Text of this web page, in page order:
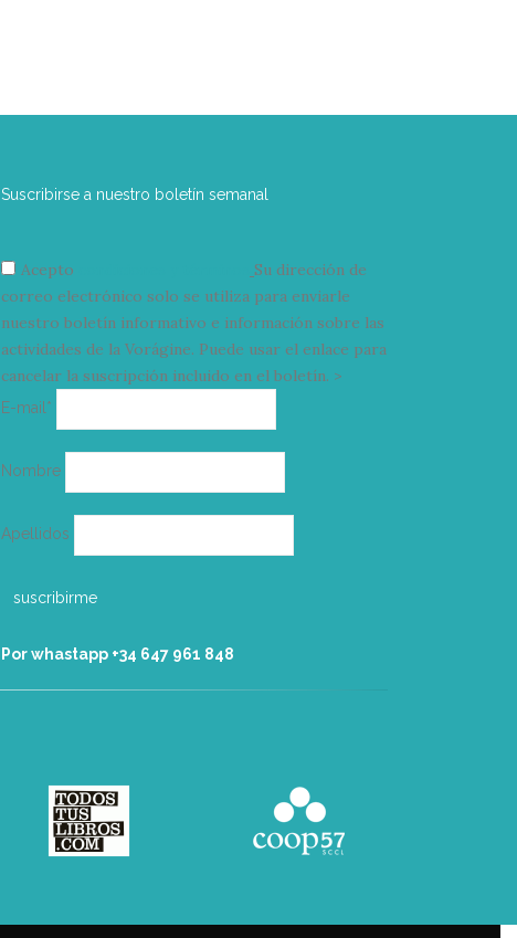
Suscribirse a nuestro boletín semanal
Acepto
Su dirección de
correo electrónico solo se utiliza para enviarle
nuestro boletín informativo e información sobre las
actividades de la Vorágine. Puede usar el enlace para
cancelar la suscripción incluido en el boletín. >
E-mail*
electrónico
Nombre
Apellidos
Por whastapp +34 ‭647 961 848‬